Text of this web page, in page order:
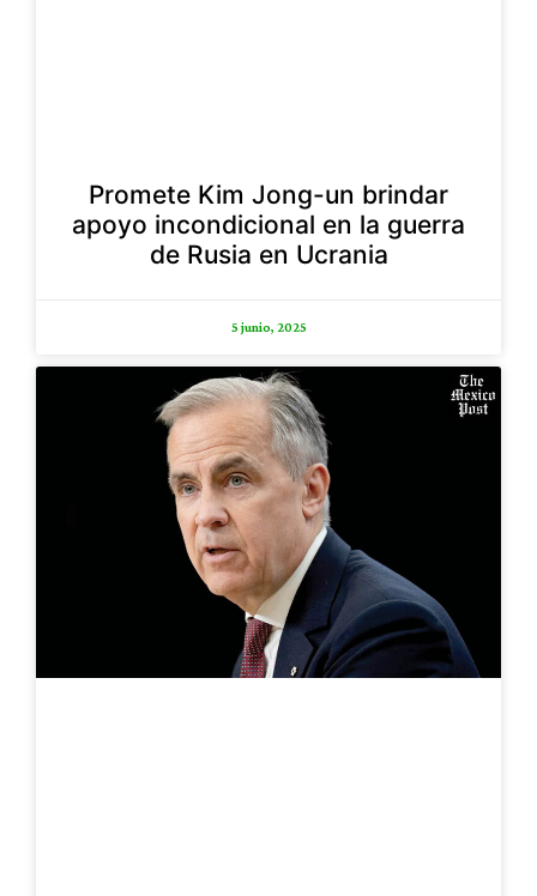
Promete Kim Jong-un brindar
apoyo incondicional en la guerra
de Rusia en Ucrania
5 junio, 2025